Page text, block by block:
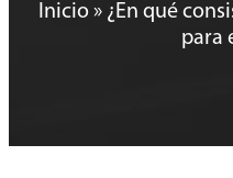
Inicio » ¿En qué
para